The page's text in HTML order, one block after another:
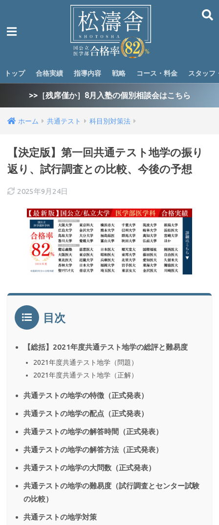
トップ 合格実績 指導内容 戦略 コース・料金 スタッフ
>>［残席僅か］8月入塾の個別相談会はこちら
ホーム 共通テスト 科目別対策法
【決定版】第一回共通テスト地学の振り
返り、試行調査との比較、今後の予想
2025年9月24日
目次
【総括】2021年度共通テスト地学の総評と難易度
2021年度共通テスト地学（問題）
2021年度共通テスト地学（正解）
共通テストの地学の特徴（正式発表）
共通テストの地学の配点（正式発表）
共通テストの地学の解答時間（正式発表）
共通テストの地学の解答方法（正式発表）
共通テストの地学の大問数（正式発表）
共通テストの地学の難易度（試行調査とセンター試験
の比較）
共通テストの地学対策